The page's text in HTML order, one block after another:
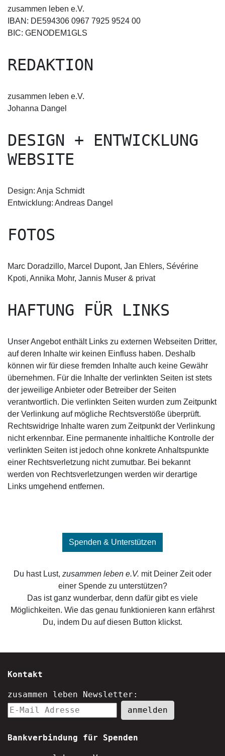
zusammen leben e.V.
IBAN: DE594306 0967 7925 9524 00
BIC: GENODEM1GLS
REDAKTION
zusammen leben e.V.
Johanna Dangel
DESIGN + ENTWICKLUNG
WEBSITE
Design: Anja Schmidt
Entwicklung: Andreas Dangel
FOTOS
Marc Doradzillo, Marcel Dupont, Jan Ehlers, Sévérine
Kpoti, Annika Mohr, Jannis Muser & privat
HAFTUNG FÜR LINKS
Unser Angebot enthält Links zu externen Webseiten Dritter,
auf deren Inhalte wir keinen Einfluss haben. Deshalb
können wir für diese fremden Inhalte auch keine Gewähr
übernehmen. Für die Inhalte der verlinkten Seiten ist stets
der jeweilige Anbieter oder Betreiber der Seiten
verantwortlich. Die verlinkten Seiten wurden zum Zeitpunkt
der Verlinkung auf mögliche Rechtsverstöße überprüft.
Rechtswidrige Inhalte waren zum Zeitpunkt der Verlinkung
nicht erkennbar. Eine permanente inhaltliche Kontrolle der
verlinkten Seiten ist jedoch ohne konkrete Anhaltspunkte
einer Rechtsverletzung nicht zumutbar. Bei bekannt
werden von Rechtsverletzungen werden wir derartige
Links umgehend entfernen.
Spenden & Unterstützen
Du hast Lust, zusammen leben e.V. mit Deiner Zeit oder
einer Spende zu unterstützen?
Das ist ganz wunderbar, denn dafür gibt es viele
Möglichkeiten. Wie das genau funktionieren kann erfährst
Du, indem Du auf diesen Button klickst.
Kontakt
zusammen leben Newsletter:
Bankverbindung für Spenden